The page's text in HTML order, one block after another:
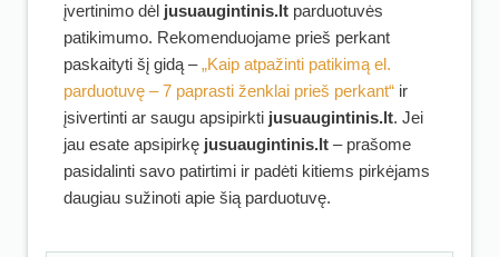
įvertinimo dėl jusuaugintinis.lt parduotuvės
patikimumo. Rekomenduojame prieš perkant
paskaityti šį gidą –„Kaip atpažinti patikimą el.
parduotuvę – 7 paprasti ženklai prieš perkant“ ir
įsivertinti ar saugu apsipirkti jusuaugintinis.lt. Jei
jau esate apsipirkę jusuaugintinis.lt – prašome
pasidalinti savo patirtimi ir padėti kitiems pirkėjams
daugiau sužinoti apie šią parduotuvę.